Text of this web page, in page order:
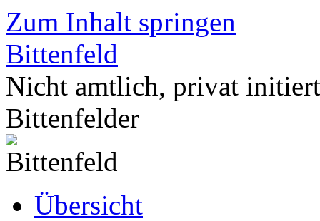
Zum Inhalt springen
Bittenfeld
Nicht amtlich, privat
Bittenfelder
Übersicht